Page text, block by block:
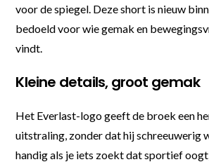
voor de spiegel. Deze short is nieuw
bedoeld voor wie gemak en
vindt.
Kleine details, groot gemak
Het Everlast-logo geeft de broek een
uitstraling, zonder dat hij schreeuwerig
handig als je iets zoekt dat sportief